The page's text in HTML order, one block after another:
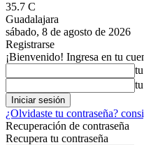
35.7 C
Guadalajara
sábado, 8 de agosto de 2026
Registrarse
¡Bienvenido! Ingresa en tu
¿Olvidaste tu contraseña?
Recuperación de contraseña
Recupera tu contraseña